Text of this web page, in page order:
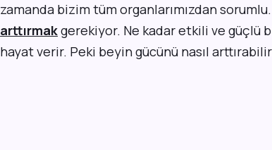
zamanda bizim tüm organlarımızdan
arttırmakgerekiyor. Ne kadar etkili ve güçlü
hayat verir. Peki beyin gücünü nasıl